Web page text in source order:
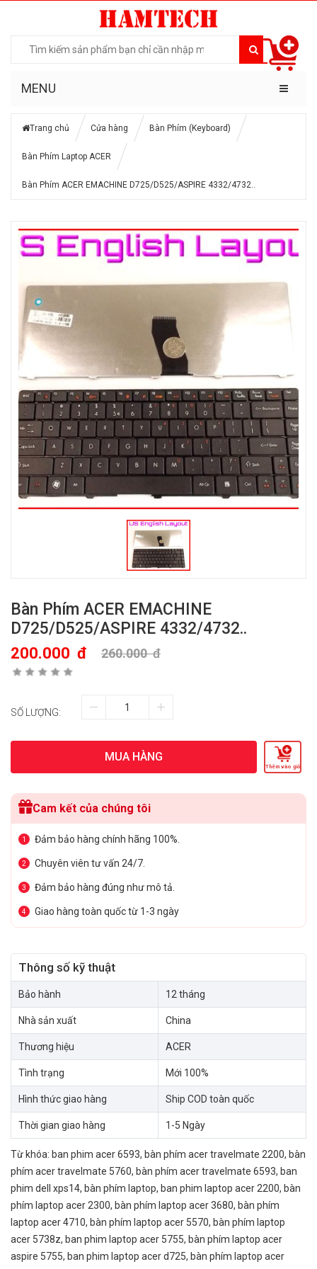
MENU
Trang chủ Cửa hàng Bàn Phím (Keyboard)
Bàn Phím Laptop ACER
Bàn Phím ACER EMACHINE D725/D525/ASPIRE 4332/4732..
Bàn Phím ACER EMACHINE
D725/D525/ASPIRE 4332/4732..
200.000 đ 260.000đ
SỐ LƯỢNG:
MUA HÀNG
Thêm vào giỏ
Cam kết của chúng tôi
1 Đảm bảo hàng chính hãng 100%.
2 Chuyên viên tư vấn 24/7.
3 Đảm bảo hàng đúng như mô tả.
4 Giao hàng toàn quốc từ 1-3 ngày
Thông số kỹ thuật
Bảo hành 12 tháng
Nhà sản xuất China
Thương hiệu ACER
Tình trạng Mới 100%
Hình thức giao hàng Ship COD toàn quốc
Thời gian giao hàng 1-5 Ngày
Từ khóa: ban phim acer 6593, bàn phím acer travelmate 2200, bàn
phím acer travelmate 5760, bàn phím acer travelmate 6593, ban
phim dell xps14, bàn phím laptop, ban phim laptop acer 2200, bàn
phím laptop acer 2300, bàn phím laptop acer 3680, bàn phím
laptop acer 4710, bàn phím laptop acer 5570, bàn phím laptop
acer 5738z, ban phim laptop acer 5755, bàn phím laptop acer
aspire 5755, ban phim laptop acer d725, bàn phím laptop acer